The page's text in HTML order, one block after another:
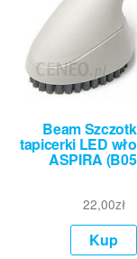
Beam
tapicerki LED
ASPIRA
22,00zł
Kup